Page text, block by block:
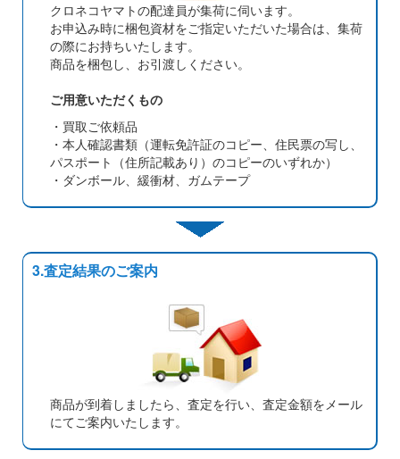
クロネコヤマトの配達員が集荷に伺います。
お申込み時に梱包資材をご指定いただいた場合は、集荷
の際にお持ちいたします。
商品を梱包し、お引渡しください。
ご用意いただくもの
・買取ご依頼品
・本人確認書類（運転免許証のコピー、住民票の写し、
パスポート（住所記載あり）のコピーのいずれか）
・ダンボール、緩衝材、ガムテープ
3.査定結果のご案内
商品が到着しましたら、査定を行い、査定金額をメール
にてご案内いたします。